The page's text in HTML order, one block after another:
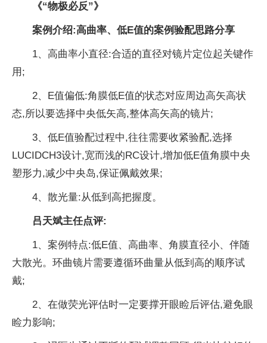
《“物极必反”》
案例介绍:高曲率、 低E值的案例验配思路分享
1、高曲率小直径:合适的直径对镜片定位起关键作
用;
2、E值偏低:角膜低E值的状态对应周边高矢高状
态,所以要选择中央低矢高,整体高矢高的镜片;
3、低E值验配过程中,往往需要收紧验配,选择
LUCIDCH3设计,宽而浅的RC设计,增加低E值角膜中央
塑形力,减少中央岛,保证佩戴效果;
4、散光量:从低到高把握度。
吕天斌主任点评:
1、案例特点:低E值、高曲率、角膜直径小、伴随
大散光。环曲镜片需要遵循环曲量从低到高的顺序试
戴;
2、在做荧光评估时一定要撑开眼睑后评估,避免眼
睑力影响;